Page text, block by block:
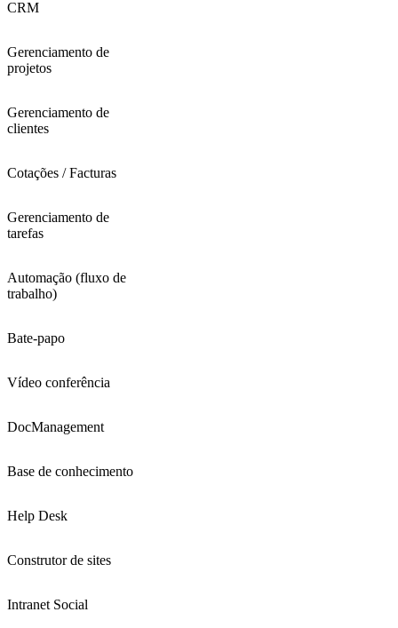
CRM
Gerenciamento de
projetos
Gerenciamento de
clientes
Cotações / Facturas
Gerenciamento de
tarefas
Automação (fluxo de
trabalho)
Bate-papo
Vídeo conferência
DocManagement
Base de conhecimento
Help Desk
Construtor de sites
Intranet Social